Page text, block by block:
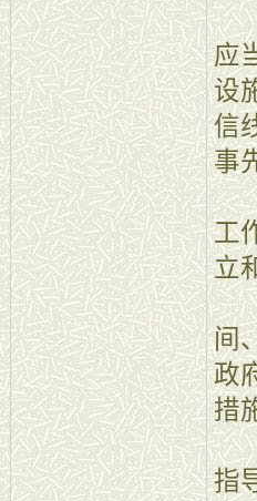
第
应
设
信
事
第
工
立
第
间
政
措
第
指